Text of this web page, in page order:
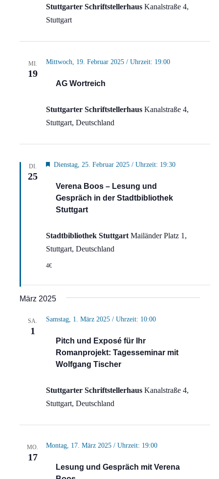
Stuttgarter Schriftstellerhaus Kanalstraße 4,
Stuttgart
MI.
19
AG Wortreich
Mittwoch, 19. Februar 2025 / Uhrzeit: 19:00
Stuttgarter Schriftstellerhaus Kanalstraße 4,
Stuttgart, Deutschland
DI.
25
Verena Boos – Lesung und
Gespräch in der Stadtbibliothek
Stuttgart
Hervorgehoben
Dienstag, 25. Februar 2025 / Uhrzeit: 19:30
Stadtbibliothek Stuttgart Mailänder Platz 1,
Stuttgart, Deutschland
4€
März 2025
SA.
1
Pitch und Exposé für Ihr
Romanprojekt: Tagesseminar mit
Wolfgang Tischer
Samstag, 1. März 2025 / Uhrzeit: 10:00
Stuttgarter Schriftstellerhaus Kanalstraße 4,
Stuttgart, Deutschland
MO.
17
Lesung und Gespräch mit Verena
Montag, 17. März 2025 / Uhrzeit: 19:00